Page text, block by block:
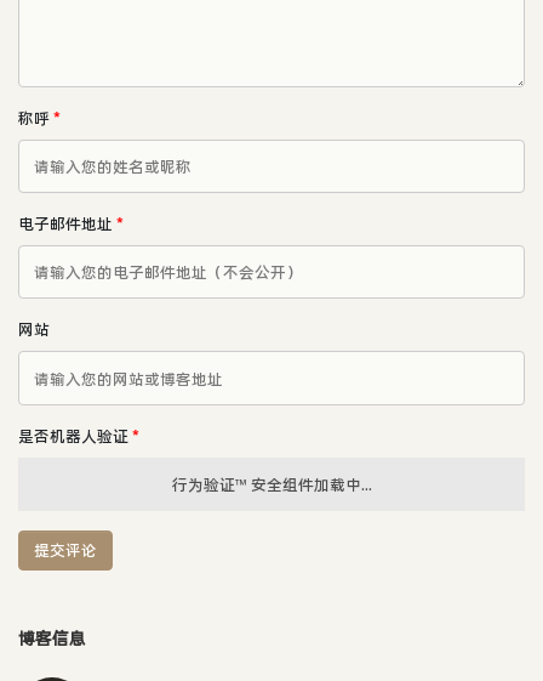
称呼*
电子邮件地址 *
网站
是否机器人验证 *
行为验证™ 安全组件加载中...
提交评论
博客信息